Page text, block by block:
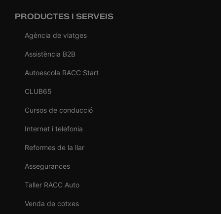
PRODUCTES I SERVEIS
Agència de viatges
Assistència B2B
Autoescola RACC Start
CLUB65
Cursos de conducció
Internet i telefonia
Reformes de la llar
Assegurances
Taller RACC Auto
Venda de cotxes